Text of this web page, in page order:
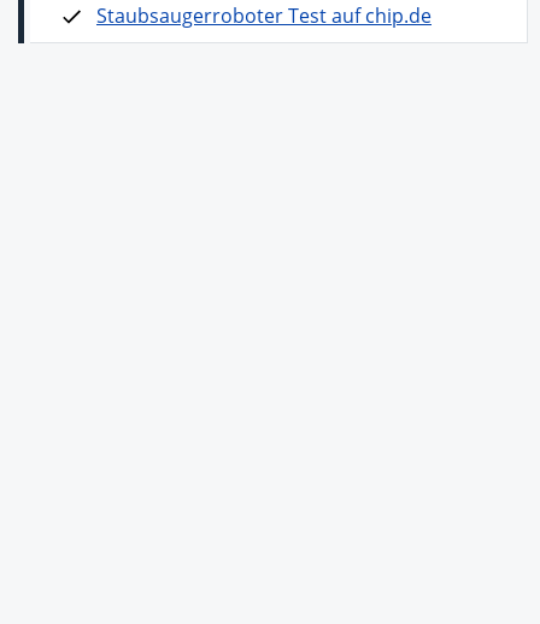
Staubsaugerroboter Test auf chip.de